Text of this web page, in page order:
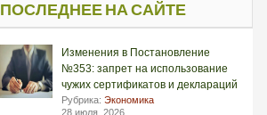
ПОСЛЕДНЕЕ НА САЙТЕ
Изменения в Постановление
№353: запрет на использование
чужих сертификатов и деклараций
Рубрика: Экономика
28 июля, 2026